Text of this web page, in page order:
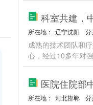
所在地： 辽宁沈阳 分
成熟的技术团队和
心，经过10多年对
所在地： 河北邯郸 分